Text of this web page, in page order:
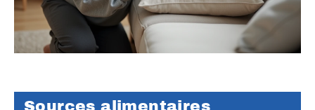
Sources alimentaires